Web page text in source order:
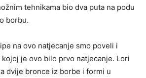
tehnikama bio dva puta na podu
borbu.
na ovo natjecanje smo poveli i
je ovo bilo prvo natjecanje. Lori
dvije bronce iz borbe i formi u